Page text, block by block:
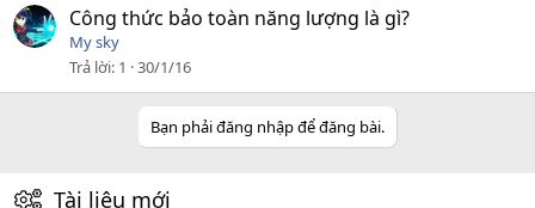
Công thức bảo toàn năng lượng là gì?
My sky
Trả lời 1 30/1/16
Bạn phải đăng nhập để đăng bài.
Tài liệu mới